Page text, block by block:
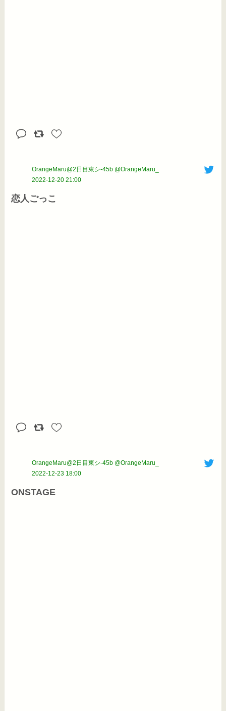
OrangeMaru@2日目東シ-45b @OrangeMaru_
2022-12-20 21:00
恋人ごっこ
OrangeMaru@2日目東シ-45b @OrangeMaru_
2022-12-23 18:00
ONSTAGE